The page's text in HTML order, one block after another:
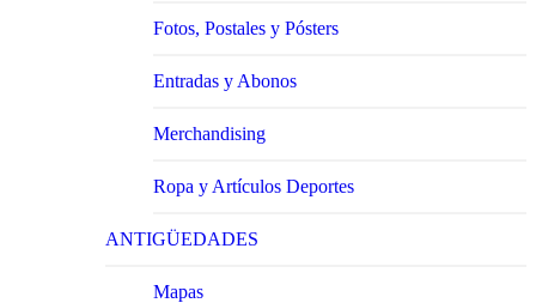
Fotos, Postales y Pósters
Entradas y Abonos
Merchandising
Ropa y Artículos Deportes
ANTIGÜEDADES
Mapas